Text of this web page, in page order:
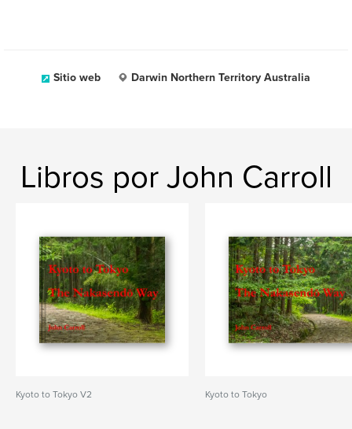
Sitio web Darwin Northern Territory Australia
Libros por John Carroll
Kyoto to Tokyo V2 Kyoto to Tokyo